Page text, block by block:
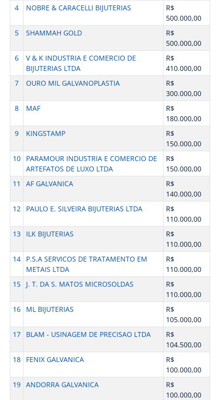
4 NOBRE & CARACELLI BIJUTERIAS
R$
500.000,00
5
SHAMMAH GOLD
R$
500.000,00
6
V & K INDUSTRIA E COMERCIO DE
BIJUTERIAS LTDA
R$
410.000,00
7
OURO MIL GALVANOPLASTIA
R$
300.000,00
8
MAF
R$
180.000,00
9
KINGSTAMP
R$
150.000,00
10
PARAMOUR INDUSTRIA E COMERCIO DE
ARTEFATOS DE LUXO LTDA
R$
150.000,00
11
AF GALVANICA
R$
140.000,00
12
PAULO E. SILVEIRA BIJUTERIAS LTDA
R$
110.000,00
13
ILK BIJUTERIAS
R$
110.000,00
14
P.S.A SERVICOS DE TRATAMENTO EM
METAIS LTDA
R$
110.000,00
15
J. T. DA S. MATOS MICROSOLDAS
R$
110.000,00
16
ML BIJUTERIAS
R$
105.000,00
17
BLAM - USINAGEM DE PRECISAO LTDA
R$
104.500,00
18
FENIX GALVANICA
R$
100.000,00
19 ANDORRA GALVANICA
R$
100.000,00